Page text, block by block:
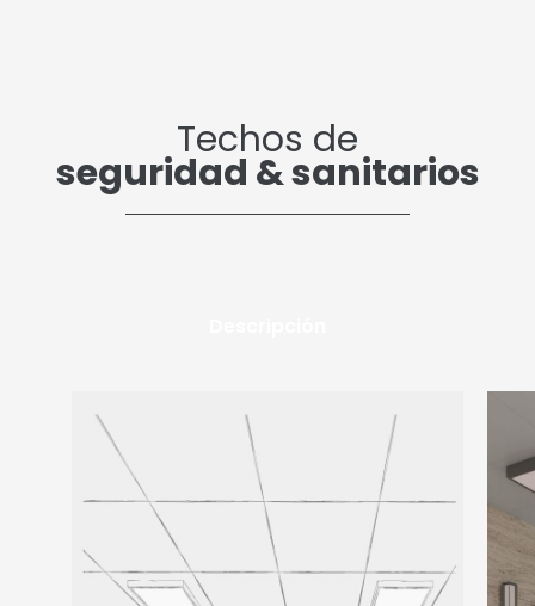
Techos de
seguridad & sanitarios